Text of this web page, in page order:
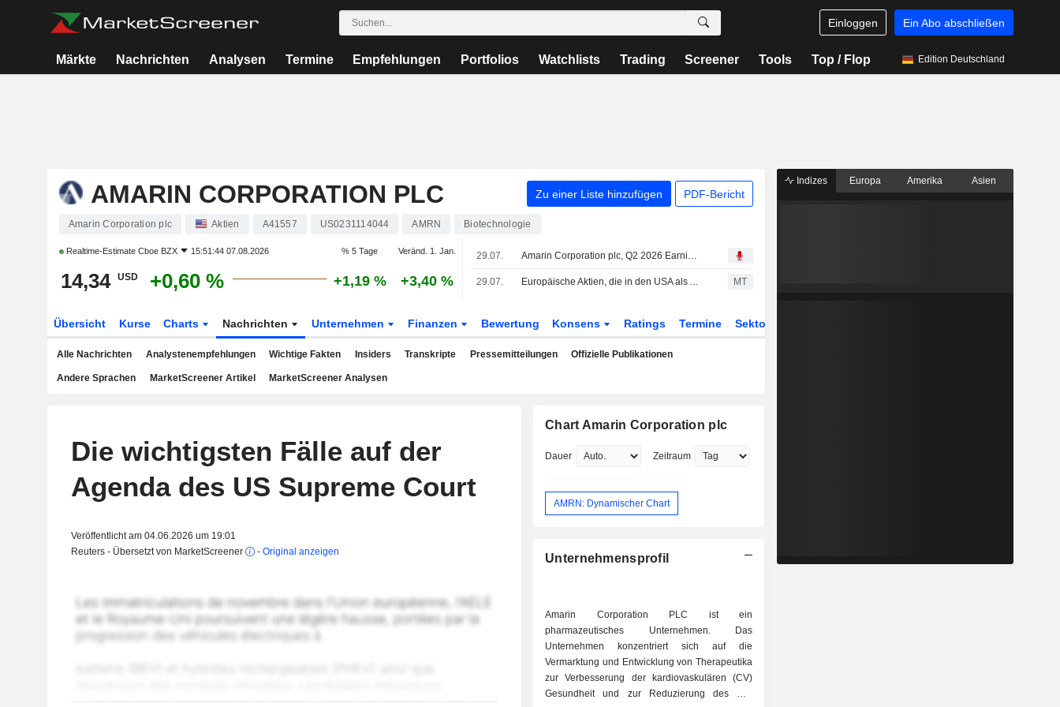
Einloggen Ein Abo abschließen
Märkte Nachrichten Analysen Termine Empfehlungen Portfolios Watchlists Trading Screener Tools Top / Flop Edition Deutschland
AMARIN CORPORATION PLC Zu einer Liste hinzufügen PDF-Bericht
Amarin Corporation plc Aktien A41557 US0231114044 AMRN Biotechnologie
Realtime-Estimate Cboe BZX 15:51:44 07.08.2026 % 5 Tage Veränd. 1. Jan.
14,34 USD +0,60 % +1,19 % +3,40 %
29.07. Amarin Corporation plc, Q2 2026 Earnings Call, Jul 29, 2026
29.07. Europäische Aktien, die in den USA als ADRs gehandelt werden, geben am Mittwoch im Handel nach MT
Übersicht Kurse Charts Nachrichten Unternehmen Finanzen Bewertung Konsens Ratings Termine Sektor
Alle Nachrichten Analystenempfehlungen Wichtige Fakten Insiders Transkripte Pressemitteilungen Offizielle Publikationen
Andere Sprachen MarketScreener Artikel MarketScreener Analysen
Die wichtigsten Fälle auf der
Agenda des US Supreme Court
Veröffentlicht am 04.06.2026 um 19:01
Reuters - Übersetzt von MarketScreener
- Original anzeigen
Chart Amarin Corporation plc
Dauer Zeitraum
AMRN: Dynamischer Chart
Unternehmensprofil
Amarin Corporation PLC ist ein
pharmazeutisches Unternehmen. Das
Unternehmen konzentriert sich auf die
Vermarktung und Entwicklung von Therapeutika
zur Verbesserung der kardiovaskulären (CV)
Gesundheit und zur Reduzierung des CV-
Indizes Europa Amerika Asien